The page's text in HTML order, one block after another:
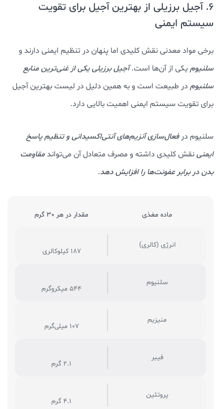
6. آجیل برزیلی از بهترین آجیل برای تقویت
سیستم ایمنی
برخی مواد معدنی نقش کلیدی اما پنهان در تنظیم ایمنی دارند و
سلنیوم یکی از آن‌ها است.آجیل برزیلییکی از غنی‌ترین منابع
سلنیوم در طبیعت است و به همین دلیل در لیست بهترین آجیل
برای تقویت سیستم ایمنی اهمیت بالایی دارد.
سلنیوم درفعال‌سازی آنزیم‌های آنتی‌اکسیدانی و تنظیم پاسخ
ایمنینقش کلیدی داشته و مصرف متعادل آن می‌تواندمقاومت
بدن در برابر عفونت‌ها را افزایش دهد.
ماده مغذی مقدار در هر 30 گرم
انرژی (کالری)
187 کیلوکالری
سلنیوم
544 میکروگرم
منیزیم
107 میلی‌گرم
فیبر
2.1 گرم
پروتئین
4.1 گرم